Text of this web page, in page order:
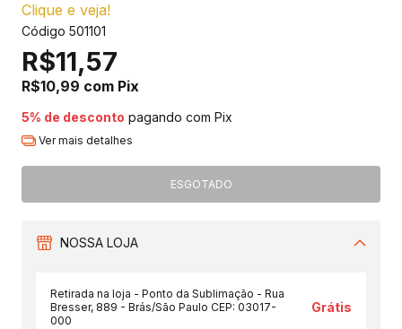
Clique e veja!
Código 501101
R$11,57
R$10,99 com Pix
5% de desconto pagando com Pix
Ver mais detalhes
NOSSA LOJA
Retirada na loja - Ponto da Sublimação - Rua
Bresser, 889 - Brás/São Paulo CEP: 03017-
000
Grátis